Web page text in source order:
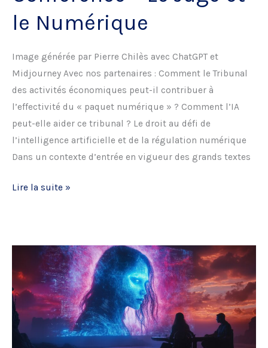
le Numérique
Image générée par Pierre Chilès avec ChatGPT et
Midjourney Avec nos partenaires : Comment le Tribunal
des activités économiques peut-il contribuer à
l’effectivité du « paquet numérique » ? Comment l’IA
peut-elle aider ce tribunal ? Le droit au défi de
l’intelligence artificielle et de la régulation numérique
Dans un contexte d’entrée en vigueur des grands textes
Conférence
le
Numérique
Lire la suite »